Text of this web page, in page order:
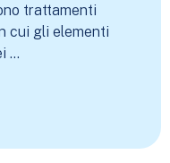
trattamenti
cui gli elementi
...